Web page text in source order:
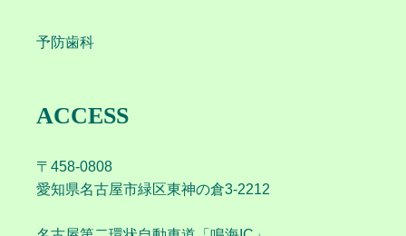
予防歯科
ACCESS
〒458-0808
愛知県名古屋市緑区東神の倉3-2212